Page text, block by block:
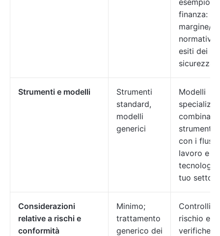
esempio,
finanza:
margine/
normativi;
esiti dei
sicurezza)
Strumenti e modelli
Strumenti
standard,
modelli
generici
Modelli
strumenti
con i
lavoro e
tuo
Considerazioni
relative a rischi e
conformità
Minimo;
trattamento
generico dei
Controlli di
rischio e
verifiche di